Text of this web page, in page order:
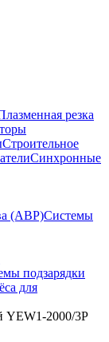
резка
Строительное
Синхронные
(АВР)Системы
подзарядки
для
YEW1-2000/3P